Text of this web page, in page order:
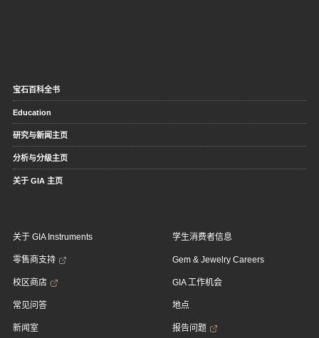
宝石百科全书
Education
研究与新闻主页
分析与分级主页
关于 GIA 主页
关于 GIA Instruments
零售商支持
校区商店
常见问答
新闻室
学生消费者信息
Gem & Jewelry Careers
GIA 工作机会
地点
报告问题